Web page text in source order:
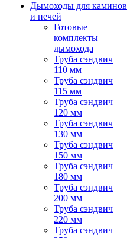
Дымоходы для каминов
и печей
Готовые
комплекты
дымохода
Труба сэндвич
110 мм
Труба сэндвич
115 мм
Труба сэндвич
120 мм
Труба сэндвич
130 мм
Труба сэндвич
150 мм
Труба сэндвич
180 мм
Труба сэндвич
200 мм
Труба сэндвич
220 мм
Труба сэндвич